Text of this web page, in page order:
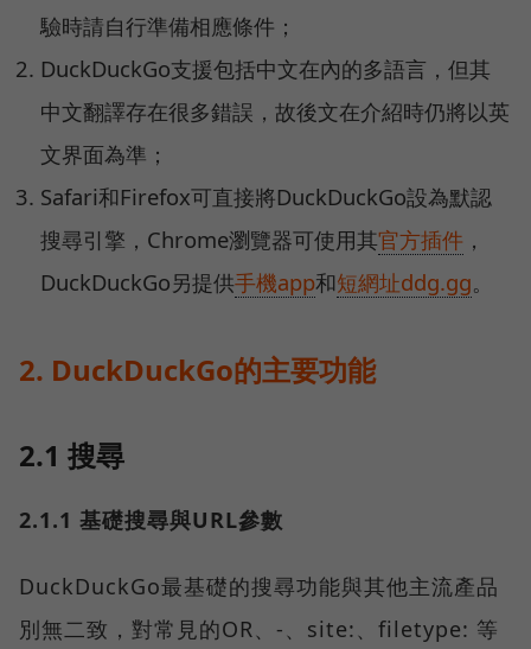
驗時請自行準備相應條件；
DuckDuckGo支援包括中文在內的多語言，但其
中文翻譯存在很多錯誤，故後文在介紹時仍將以英
文界面為準；
Safari和Firefox可直接將DuckDuckGo設為默認
搜尋引擎，Chrome瀏覽器可使用其官方插件 ，
DuckDuckGo另提供手機app和短網址ddg.gg。
2. DuckDuckGo的主要功能
2.1 搜尋
2.1.1 基礎搜尋與URL參數
DuckDuckGo最基礎的搜尋功能與其他主流產品
別無二致，對常見的OR、-、site:、filetype: 等